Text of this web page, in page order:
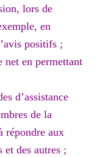
, lors de
en
positifs ;
neten permettant
d’assistance
de la
répondre aux
et des autres ;